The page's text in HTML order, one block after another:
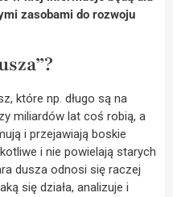
zasobami do rozwoju
które np. długo są na
miliardów lat coś robią, a
i przejawiają boskie
i nie powielają starych
dusza odnosi się raczej
się działa, analizuje i